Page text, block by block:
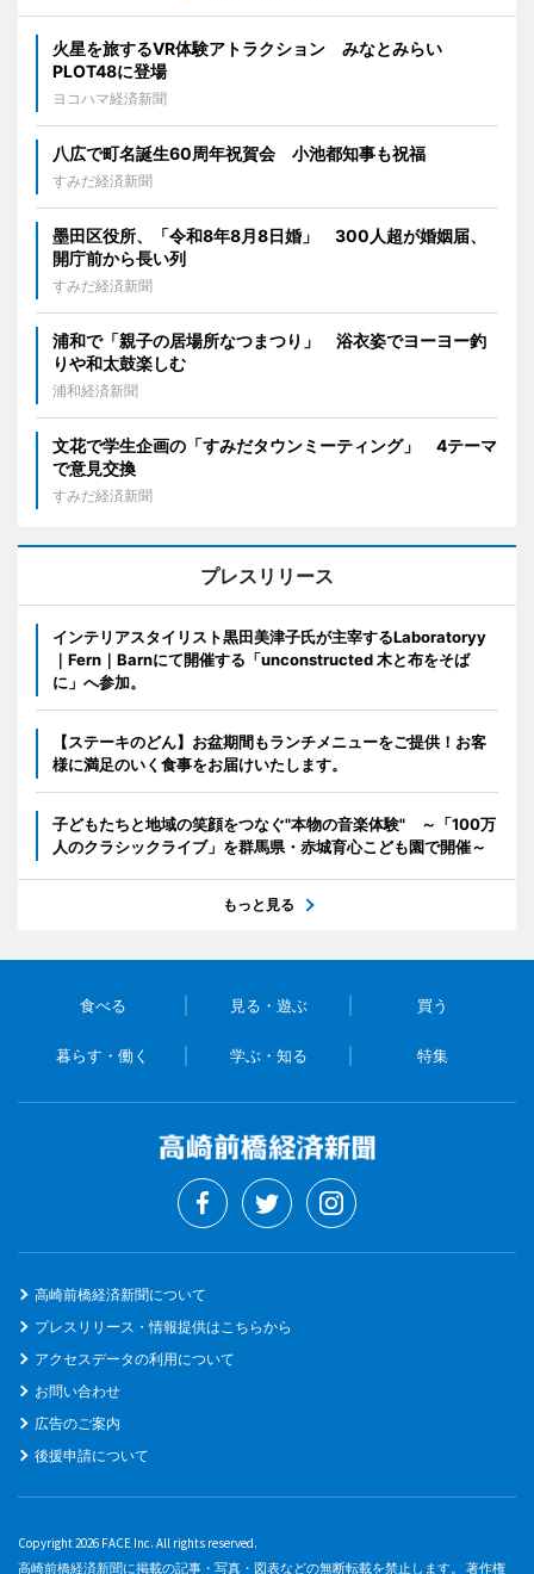
火星を旅するVR体験アトラクション みなとみらい
PLOT48に登場
ヨコハマ経済新聞
八広で町名誕生60周年祝賀会 小池都知事も祝福
すみだ経済新聞
墨田区役所、「令和8年8月8日婚」 300人超が婚姻届、
開庁前から長い列
すみだ経済新聞
浦和で「親子の居場所なつまつり」 浴衣姿でヨーヨー釣
りや和太鼓楽しむ
浦和経済新聞
文花で学生企画の「すみだタウンミーティング」 4テーマ
で意見交換
すみだ経済新聞
プレスリリース
インテリアスタイリスト黒田美津子氏が主宰するLaboratoryy
｜Fern｜Barnにて開催する「unconstructed 木と布をそば
に」へ参加。
【ステーキのどん】お盆期間もランチメニューをご提供！お客
様に満足のいく食事をお届けいたします。
子どもたちと地域の笑顔をつなぐ"本物の音楽体験" ～「100万
人のクラシックライブ」を群馬県・赤城育心こども園で開催～
もっと見る
食べる 見る・遊ぶ 買う
暮らす・働く 学ぶ・知る 特集
高崎前橋経済新聞について
プレスリリース・情報提供はこちらから
アクセスデータの利用について
お問い合わせ
広告のご案内
後援申請について
Copyright 2026 FACE Inc. All rights reserved.
高崎前橋経済新聞に掲載の記事・写真・図表などの無断転載を禁止します。 著作権